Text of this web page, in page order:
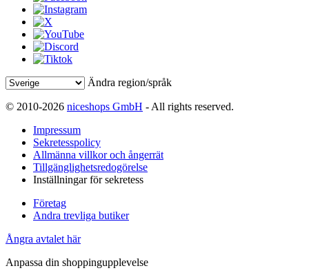
Ändra region/språk
© 2010-2026 niceshops GmbH - All rights reserved.
Impressum
Sekretesspolicy
Allmänna villkor och ångerrät
Tillgänglighetsredogörelse
Inställningar för sekretess
Företag
Andra trevliga butiker
Ångra avtalet här
Anpassa din shoppingupplevelse